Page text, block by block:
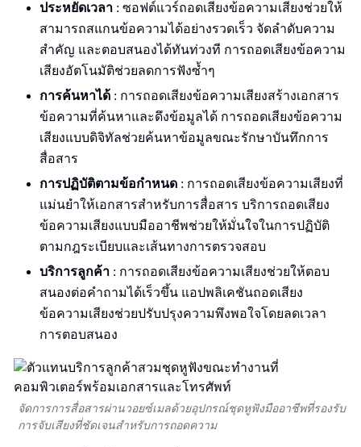
ประหยัดเวลา : ซอฟต์แวร์ถอดเสียงข้อความเสียงช่วยให้
สามารถสแกนข้อความได้อย่างรวดเร็ว จัดลำดับความ
สำคัญ และตอบสนองได้ทันท่วงที การถอดเสียงข้อความ
เสียงอัตโนมัติช่วยลดการฟังซ้ำๆ
การค้นหาได้ : การถอดเสียงข้อความเสียงสร้างเอกสาร
ข้อความที่ค้นหาและดึงข้อมูลได้ การถอดเสียงข้อความ
เสียงแบบดิจิทัลช่วยค้นหาข้อมูลขณะรักษาบันทึกการ
สื่อสาร
การปฏิบัติตามข้อกำหนด : การถอดเสียงข้อความเสียงที่
แม่นยำให้เอกสารสำหรับการสื่อสาร บริการถอดเสียง
ข้อความเสียงแบบมืออาชีพช่วยให้มั่นใจในการปฏิบัติ
ตามกฎระเบียบและเส้นทางการตรวจสอบ
บริการลูกค้า : การถอดเสียงข้อความเสียงช่วยให้ตอบ
สนองต่อคำถามได้เร็วขึ้น แอปพลิเคชันถอดเสียง
ข้อความเสียงช่วยปรับปรุงความพึงพอใจโดยลดเวลา
การตอบสนอง
จัดการการสื่อสารผ่านวอยซ์เมลด้วยอุปกรณ์ชุดหูฟังมืออาชีพที่รองรับ
การจับเสียงที่ชัดเจนสำหรับการถอดความ